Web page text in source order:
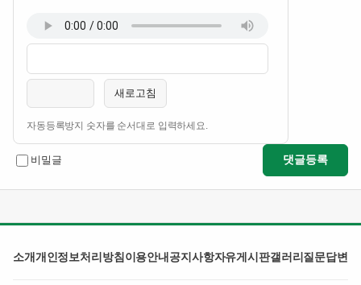
이름필수
비밀번호필수
새로고침
자동등록방지 숫자를 순서대로 입력하세요.
비밀글 댓글등록
소개 개인정보처리방침 이용안내 공지사항자유게시판갤러리 질문답변